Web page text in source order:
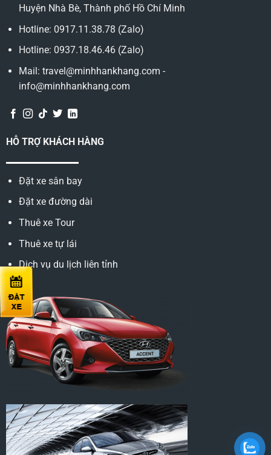
Huyện Nhà Bè, Thành phố Hồ Chí Minh
Hotline: 0917.11.38.78 (Zalo)
Hotline: 0937.18.46.46 (Zalo)
Mail: travel@minhhankhang.com -
info@minhhankhang.com
HỖ TRỢ KHÁCH HÀNG
Đặt xe sân bay
Đặt xe đường dài
Thuê xe Tour
Thuê xe tự lái
Dịch vụ du lịch liên tỉnh